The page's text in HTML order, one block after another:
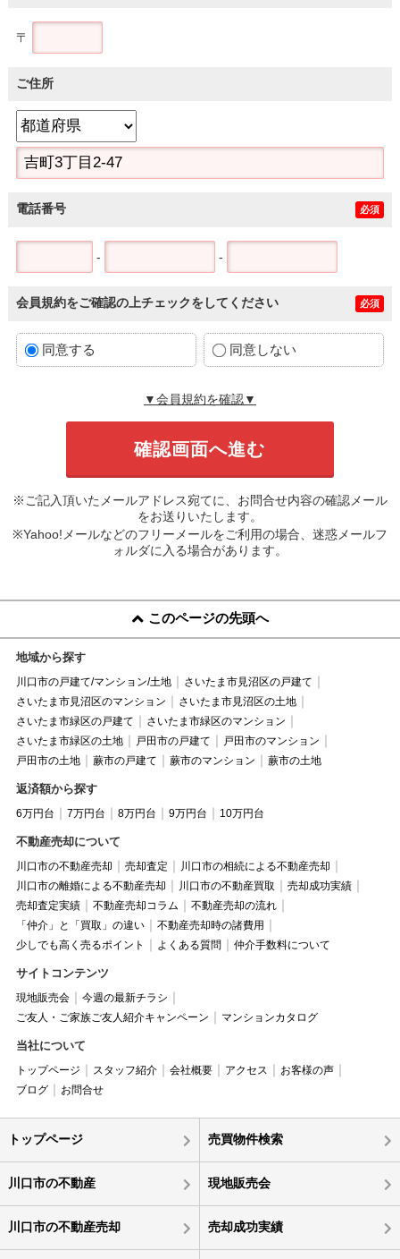
〒
ご住所
電話番号 必須
- -
会員規約をご確認の上チェックをしてください 必須
同意する 同意しない
▼会員規約を確認▼
※ご記入頂いたメールアドレス宛てに、お問合せ内容の確認メール
をお送りいたします。
※Yahoo!メールなどのフリーメールをご利用の場合、迷惑メールフ
ォルダに入る場合があります。
このページの先頭へ
地域から探す
川口市の戸建て/マンション/土地
さいたま市見沼区の戸建て
さいたま市見沼区のマンション
さいたま市見沼区の土地
さいたま市緑区の戸建て
さいたま市緑区のマンション
さいたま市緑区の土地
戸田市の戸建て
戸田市のマンション
戸田市の土地
蕨市の戸建て 蕨市のマンション 蕨市の土地
返済額から探す
6万円台 7万円台 8万円台 9万円台 10万円台
不動産売却について
川口市の不動産売却 売却査定
川口市の相続による不動産売却
川口市の離婚による不動産売却
川口市の不動産買取
売却成功実績
売却査定実績
不動産売却コラム
不動産売却の流れ
「仲介」と「買取」の違い
不動産売却時の諸費用
少しでも高く売るポイント
よくある質問 仲介手数料について
サイトコンテンツ
現地販売会
今週の最新チラシ
ご友人・ご家族ご友人紹介キャンペーン
マンションカタログ
当社について
トップページ スタッフ紹介 会社概要 アクセス
お客様の声
ブログ
お問合せ
トップページ 売買物件検索
川口市の不動産 現地販売会
川口市の不動産売却 売却成功実績